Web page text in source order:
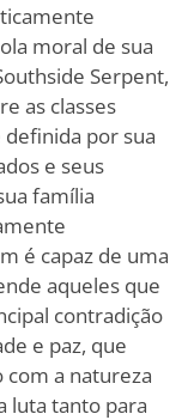
moral de sua
Serpent,
as classes
definida por sua
e seus
família
é capaz de uma
aqueles que
contradição
e paz, que
a natureza
luta tanto para